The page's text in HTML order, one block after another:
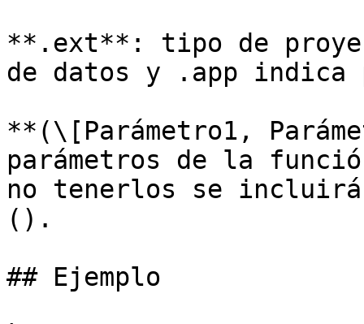
**.ext**: tipo de
de datos y .app indica
**(\[Parámetro1,
parámetros de la
no tenerlos se
().
## Ejemplo